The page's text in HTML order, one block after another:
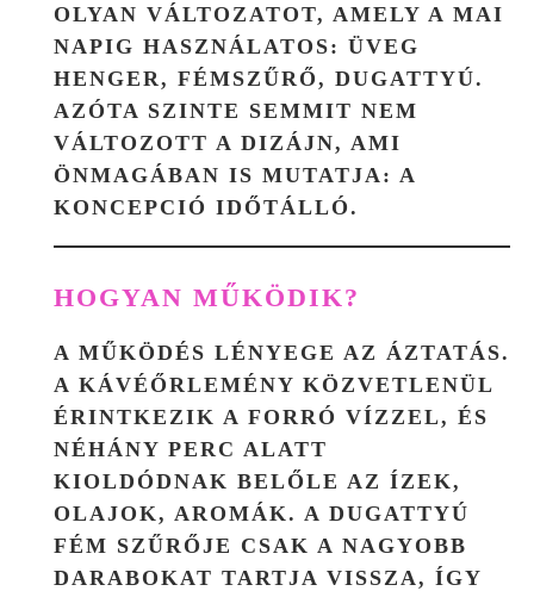
OLYAN VÁLTOZATOT, AMELY A MAI
NAPIG HASZNÁLATOS: ÜVEG
HENGER, FÉMSZŰRŐ, DUGATTYÚ.
AZÓTA SZINTE SEMMIT NEM
VÁLTOZOTT A DIZÁJN, AMI
ÖNMAGÁBAN IS MUTATJA: A
KONCEPCIÓ IDŐTÁLLÓ.
HOGYAN MŰKÖDIK?
A MŰKÖDÉS LÉNYEGE AZ ÁZTATÁS.
A KÁVÉŐRLEMÉNY KÖZVETLENÜL
ÉRINTKEZIK A FORRÓ VÍZZEL, ÉS
NÉHÁNY PERC ALATT
KIOLDÓDNAK BELŐLE AZ ÍZEK,
OLAJOK, AROMÁK. A DUGATTYÚ
FÉM SZŰRŐJE CSAK A NAGYOBB
DARABOKAT TARTJA VISSZA, ÍGY